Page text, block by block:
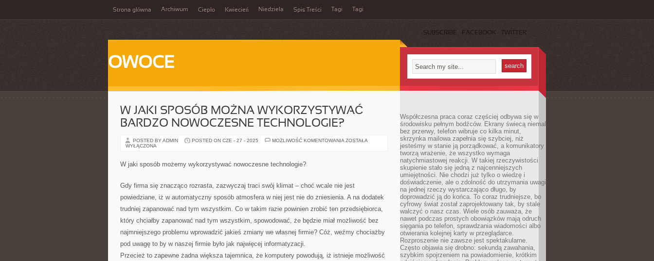
Strona główna Archiwum Ciepło Kwiecień Niedziela Spis Treści Tagi Tagi
SUBSCRIBE FACEBOOK TWITTER
OWOCE
W JAKI SPOSÓB MOŻNA WYKORZYSTYWAĆ
BARDZO NOWOCZESNE TECHNOLOGIE?
POSTED BY ADMIN POSTED ON CZE - 27 - 2025 MOŻLIWOŚĆ KOMENTOWANIA W
ZOSTAŁA
WYŁĄCZONA
W jaki sposób możemy wykorzystywać nowoczesne technologie?
Gdy firma się znacząco rozrasta, zazwyczaj traci swój klimat – choć wcale nie jest
powiedziane, iż w automatyczny sposób atmosfera w niej jest nie do zniesienia. A na dodatek
trudniej zapanować nad tym wszystkim. Co w takim razie powinien zrobić ten przedsiębiorca,
który chciałby zapanować nad tym wszystkim, spowodować, że będzie miał możliwość bez
najmniejszego problemu wprowadzić jakieś zmiany we własnej firmie? Cóż, weźmy chociażby
pod uwagę to by w naszej firmie było jak najwięcej informatyzacji.
Przecież to zapewne żadna większa tajemnica, że komputery powodują, iż istnieje możliwość
Współczesna praca coraz częściej odbywa się w
środowisku pełnym bodźców. Ekrany świecą niemal
bez przerwy, telefon wibruje co kilka minut,
skrzynka mailowa zapełnia się szybciej, niż
jesteśmy w stanie ją porządkować, a komunikatory
tworzą wrażenie, że wszystko wymaga
natychmiastowej reakcji. W takiej rzeczywistości
skupienie stało się jedną z najcenniejszych
umiejętności. Nie chodzi już tylko o wiedzę i
doświadczenie, ale o zdolność do utrzymania uwagi
na jednej rzeczy wystarczająco długo, by
doprowadzić ją do końca. To coraz trudniejsze, bo
cyfrowy świat został zaprojektowany tak, by stale
walczyć o nasz czas. Wiele osób zauważa, że
nawet podczas prostych obowiązków mają odruch
sięgania po telefon, sprawdzania wiadomości albo
otwierania kolejnej karty w przeglądarce.
Rozproszenie nie zawsze jest spektakularne.
Często objawia się drobno: sekundą zawahania,
szybkim spojrzeniem na powiadomienie, krótkim